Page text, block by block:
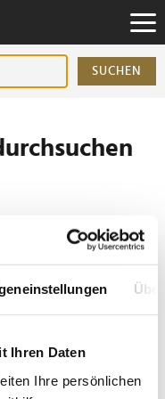
Ihren Daten
Ihre persönlichen
SUCHEN
nur 30 Prozent